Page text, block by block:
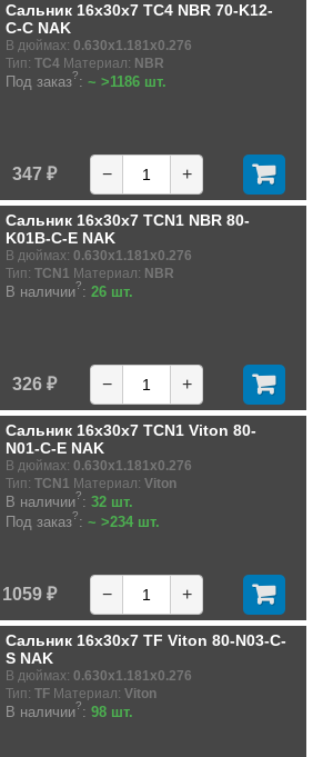
Сальник 16x30x7 TC4 NBR 70-K12-
C-C NAK
В дюймах: 0.630x1.181x0.276
Тип: TC4 Материал: NBR
Под заказ?: ~ >1186 шт.
347 ₽ − +
Сальник 16x30x7 TCN1 NBR 80-
K01B-C-E NAK
В дюймах: 0.630x1.181x0.276
Тип: TCN1 Материал: NBR
В наличии?: 26 шт.
326 ₽ − +
Сальник 16x30x7 TCN1 Viton 80-
N01-C-E NAK
В дюймах: 0.630x1.181x0.276
Тип: TCN1 Материал: Viton
В наличии?: 32 шт.
Под заказ?: ~ >234 шт.
1059 ₽ − +
Сальник 16x30x7 TF Viton 80-N03-C-
S NAK
В дюймах: 0.630x1.181x0.276
Тип: TF Материал: Viton
В наличии?: 98 шт.